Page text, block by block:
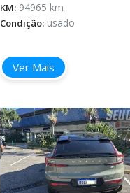
KM: 94965 km
Condição: usado
Ver Mais